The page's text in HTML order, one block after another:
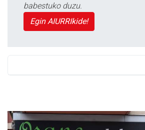
babestuko duzu.
Egin AIURRIkide!